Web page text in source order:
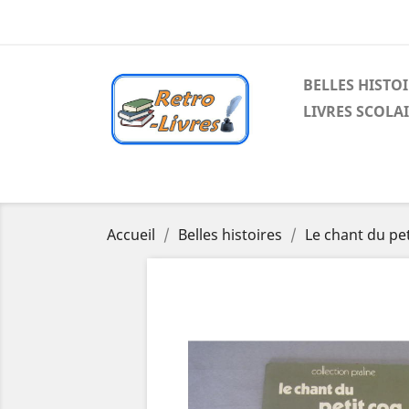
BELLES
LIVRES
Accueil Belles histoires Le chant du